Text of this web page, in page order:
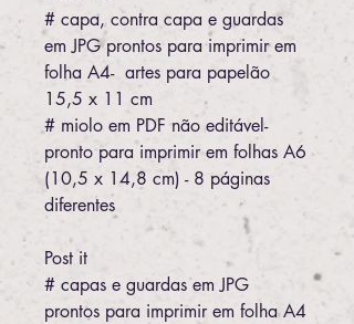
# capa, contra capa e guardas
em JPG prontos para imprimir em
folha A4- artes para papelão
15,5 x 11 cm
# miolo em PDF não editável-
pronto para imprimir em folhas A6
(10,5 x 14,8 cm) - 8 páginas
diferentes
Post it
# capas e guardas em JPG
prontos para imprimir em folha A4